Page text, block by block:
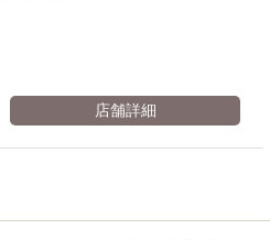
店舗詳細